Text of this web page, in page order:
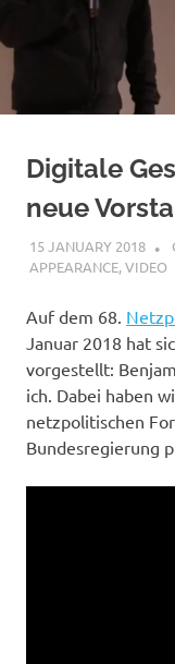
Digitale
neue
15 JANUARY 2018
APPEARANCE,VIDEO
Auf dem 68.
Januar 2018 hat
vorgestellt:
ich. Dabei haben
netzpolitischen
Bundesregierung